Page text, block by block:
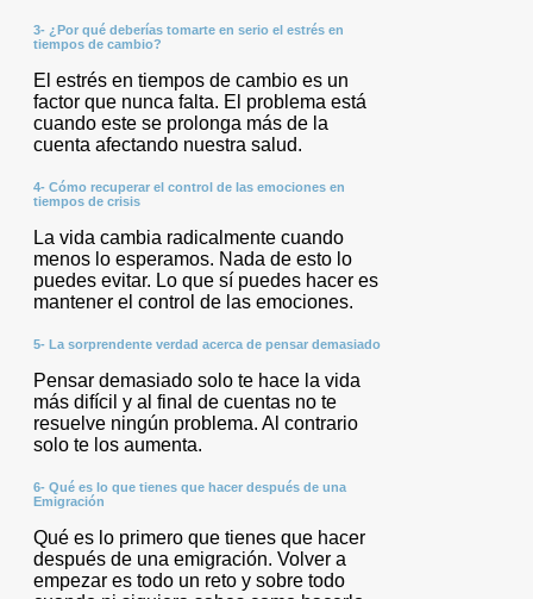
3- ¿Por qué deberías tomarte en serio el estrés en
tiempos de cambio?
El estrés en tiempos de cambio es un
factor que nunca falta. El problema está
cuando este se prolonga más de la
cuenta afectando nuestra salud.
4- Cómo recuperar el control de las emociones en
tiempos de crisis
La vida cambia radicalmente cuando
menos lo esperamos. Nada de esto lo
puedes evitar. Lo que sí puedes hacer es
mantener el control de las emociones.
5- La sorprendente verdad acerca de pensar demasiado
Pensar demasiado solo te hace la vida
más difícil y al final de cuentas no te
resuelve ningún problema. Al contrario
solo te los aumenta.
6- Qué es lo que tienes que hacer después de una
Emigración
Qué es lo primero que tienes que hacer
después de una emigración. Volver a
empezar es todo un reto y sobre todo